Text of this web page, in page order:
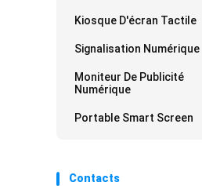
Kiosque D'écran Tactile
Signalisation Numérique
Moniteur De Publicité
Numérique
Portable Smart Screen
Contacts